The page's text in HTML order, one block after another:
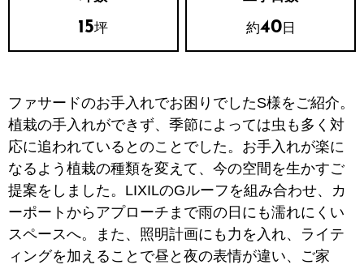
15坪 約40日
ファサードのお手入れでお困りでしたS様をご紹介。
植栽の手入れができず、季節によっては虫も多く対
応に追われているとのことでした。お手入れが楽に
なるよう植栽の種類を変えて、今の空間を生かすご
提案をしました。LIXILのGルーフを組み合わせ、カ
ーポートからアプローチまで雨の日にも濡れにくい
スペースへ。また、照明計画にも力を入れ、ライテ
ィングを加えることで昼と夜の表情が違い、ご家